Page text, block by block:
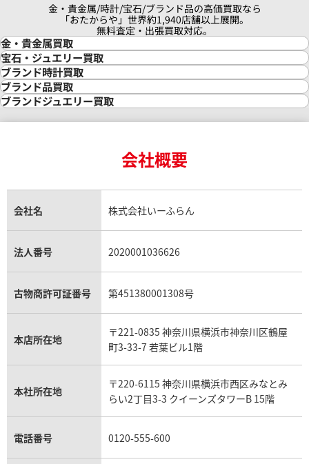
金・貴金属/時計/宝石/ブランド品の高価買取なら
「おたからや」世界約1,940店舗以上展開。
無料査定・出張買取対応。
金・貴金属買取
金買取
金の相場価格情報
金の参考買取価格一覧
インゴット買取
インゴットの相場価格情報
24金買取
金貨買取
貴金属買取
銀・シルバー買取
パラジウム買取
宝石・ジュエリー買取
宝石・ジュエリー買取
ダイヤモンド買取
ダイヤモンド・宝石の参考価格一覧
リング・結婚指輪買取
エメラルド買取
トパーズ買取
タンザナイト買取
キャッツアイ買取
アクアマリン買取
ブランド時計買取
時計買取
ロレックス買取
ロレックス デイトナ買取
ロレックス サブマリーナー買取
ロレックス エクスプローラー買取
ロレックス デイトジャスト買取
パテック フィリップノーチラス買取
ヴァシュロン・コンスタンタン買取
オメガ買取
カルティエ買取
フランク ミュラー買取
リシャール・ミル買取
パネライ買取
チューダー（チュードル）買取
ブランド品買取
ブランド買取
シャネル マトラッセ買取
セリーヌ買取
プラダ買取
ブランドジュエリー買取
ヴァンクリーフ＆アーペル買取
ショーメ買取
ダミアーニ買取
モーブッサン買取
会社概要
会社名 株式会社いーふらん
法人番号 2020001036626
古物商許可証番号 第451380001308号
本店所在地
〒221-0835 神奈川県横浜市神奈川区鶴屋
町3-33-7 若葉ビル1階
本社所在地
〒220-6115 神奈川県横浜市西区みなとみ
らい2丁目3-3 クイーンズタワーB 15階
電話番号 0120-555-600